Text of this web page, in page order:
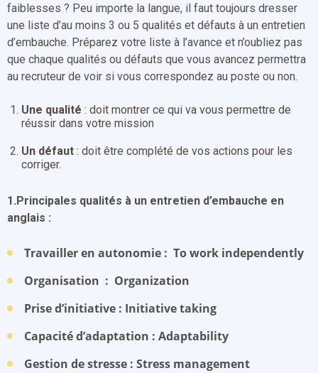
faiblesses ? Peu importe la langue, il faut toujours dresser
une liste d’au moins 3 ou 5 qualités et défauts à un entretien
d’embauche. Préparez votre liste à l’avance et n’oubliez pas
que chaque qualités ou défauts que vous avancez permettra
au recruteur de voir si vous correspondez au poste ou non.
Une qualité : doit montrer ce qui va vous permettre de
réussir dans votre mission
Un défaut : doit être complété de vos actions pour les
corriger.
1.Principales qualités à un entretien d’embauche en
anglais :
Travailler en autonomie : To work independently
Organisation : Organization
Prise d’initiative : Initiative taking
Capacité d’adaptation : Adaptability
Gestion de stresse : Stress management